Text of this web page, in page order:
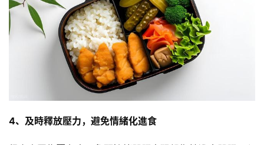
4、及時釋放壓力，避免情緒化進食